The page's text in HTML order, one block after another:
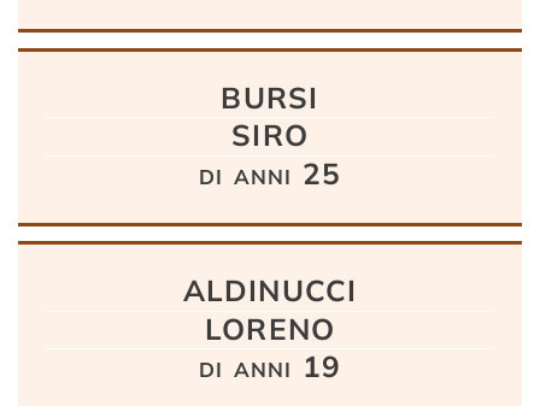
BURSI
SIRO
di anni 25
ALDINUCCI
LORENO
di anni 19